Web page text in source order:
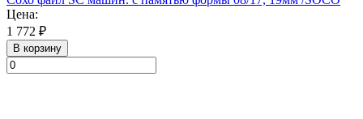
Цена:
1 772 ₽
В корзину